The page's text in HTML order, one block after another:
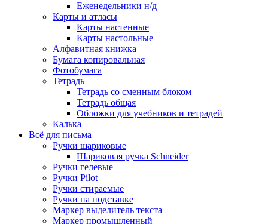
Еженедельники н/д
Карты и атласы
Карты настенные
Карты настольные
Алфавитная книжка
Бумага копировальная
Фотобумага
Тетрадь
Тетрадь со сменным блоком
Тетрадь общая
Обложки для учебников и тетрадей
Калька
Всё для письма
Ручки шариковые
Шариковая ручка Schneider
Ручки гелевые
Ручки Pilot
Ручки стираемые
Ручки на подставке
Маркер выделитель текста
Маркер промышленный